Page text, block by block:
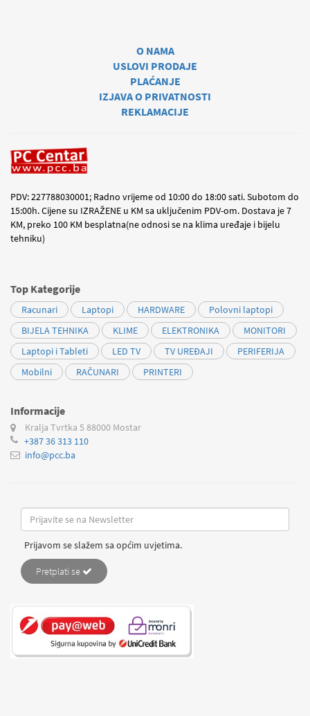
O NAMA
USLOVI PRODAJE
PLAĆANJE
IZJAVA O PRIVATNOSTI
REKLAMACIJE
PDV: 227788030001; Radno vrijeme od 10:00 do 18:00 sati. Subotom do
15:00h. Cijene su IZRAŽENE u KM sa uključenim PDV-om. Dostava je 7
KM, preko 100 KM besplatna(ne odnosi se na klima uređaje i bijelu
tehniku)
Top Kategorije
Racunari Laptopi HARDWARE
Polovni laptopi
BIJELA TEHNIKA
KLIME ELEKTRONIKA
MONITORI
Laptopi i Tableti
LED TV TV UREĐAJI
PERIFERIJA
Mobilni
RAČUNARI PRINTERI
Informacije
Kralja Tvrtka 5 88000 Mostar
+387 36 313 110
info@pcc.ba
Prijavom se slažem sa općim uvjetima.
Pretplati se